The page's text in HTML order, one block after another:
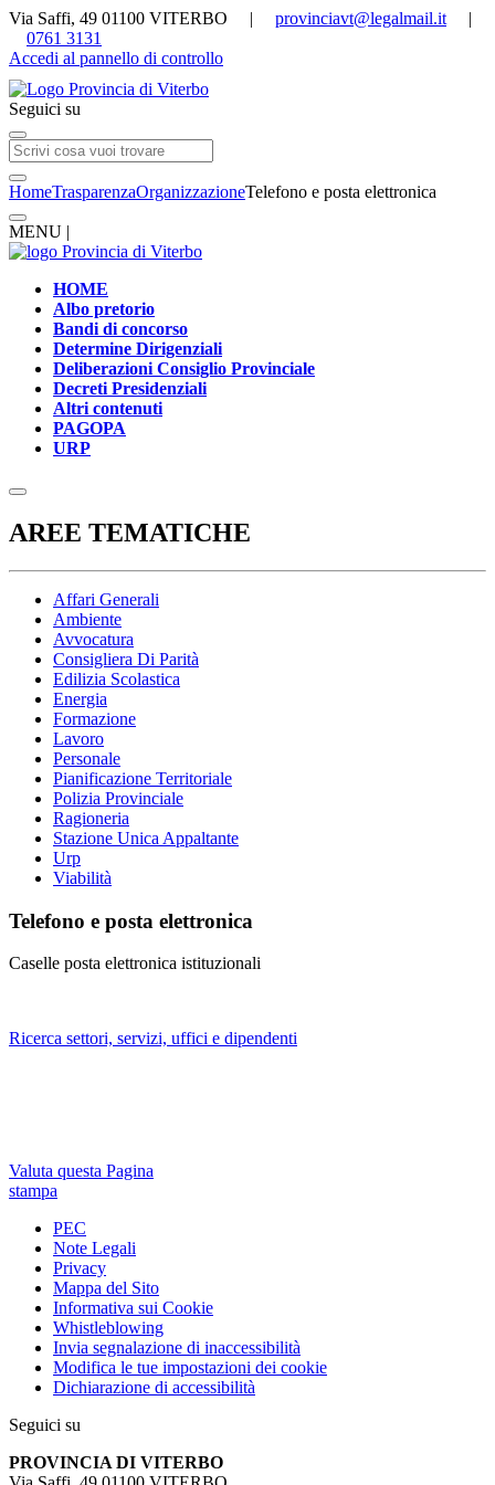
Via Saffi, 49 01100 VITERBO | provinciavt@legalmail.it |
0761 3131
Accedi al pannello di controllo
Seguici su
HomeTrasparenzaOrganizzazioneTelefono e posta elettronica
MENU |
HOME
Albo pretorio
Bandi di concorso
Determine Dirigenziali
Deliberazioni Consiglio Provinciale
Decreti Presidenziali
Altri contenuti
PAGOPA
URP
AREE TEMATICHE
Affari Generali
Ambiente
Avvocatura
Consigliera Di Parità
Edilizia Scolastica
Energia
Formazione
Lavoro
Personale
Pianificazione Territoriale
Polizia Provinciale
Ragioneria
Stazione Unica Appaltante
Urp
Viabilità
Telefono e posta elettronica
Caselle posta elettronica istituzionali
Ricerca settori, servizi, uffici e dipendenti
Valuta questa Pagina
stampa
PEC
Note Legali
Privacy
Mappa del Sito
Informativa sui Cookie
Whistleblowing
Invia segnalazione di inaccessibilità
Modifica le tue impostazioni dei cookie
Dichiarazione di accessibilità
Seguici su
PROVINCIA DI VITERBO